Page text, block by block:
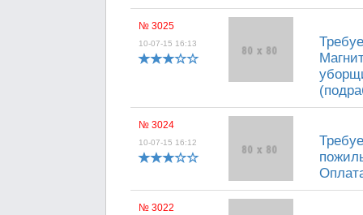
№ 3025
10-07-15 16:13
№ 3024
10-07-15 16:12
№ 3022